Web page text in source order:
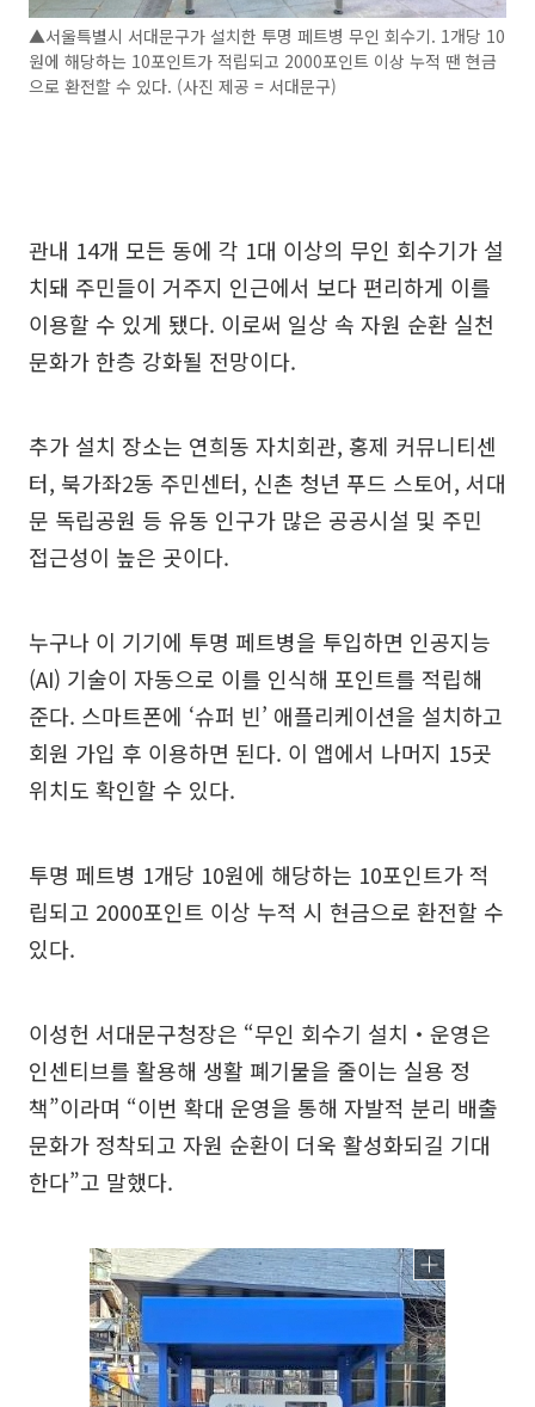
▲서울특별시 서대문구가 설치한 투명 페트병 무인 회수기. 1개당 10
원에 해당하는 10포인트가 적립되고 2000포인트 이상 누적 땐 현금
으로 환전할 수 있다. (사진 제공 = 서대문구)
관내 14개 모든 동에 각 1대 이상의 무인 회수기가 설
치돼 주민들이 거주지 인근에서 보다 편리하게 이를
이용할 수 있게 됐다. 이로써 일상 속 자원 순환 실천
문화가 한층 강화될 전망이다.
추가 설치 장소는 연희동 자치회관, 홍제 커뮤니티센
터, 북가좌2동 주민센터, 신촌 청년 푸드 스토어, 서대
문 독립공원 등 유동 인구가 많은 공공시설 및 주민
접근성이 높은 곳이다.
누구나 이 기기에 투명 페트병을 투입하면 인공지능
(AI) 기술이 자동으로 이를 인식해 포인트를 적립해
준다. 스마트폰에 ‘슈퍼 빈’ 애플리케이션을 설치하고
회원 가입 후 이용하면 된다. 이 앱에서 나머지 15곳
위치도 확인할 수 있다.
투명 페트병 1개당 10원에 해당하는 10포인트가 적
립되고 2000포인트 이상 누적 시 현금으로 환전할 수
있다.
이성헌 서대문구청장은 “무인 회수기 설치‧운영은
인센티브를 활용해 생활 폐기물을 줄이는 실용 정
책”이라며 “이번 확대 운영을 통해 자발적 분리 배출
문화가 정착되고 자원 순환이 더욱 활성화되길 기대
한다”고 말했다.